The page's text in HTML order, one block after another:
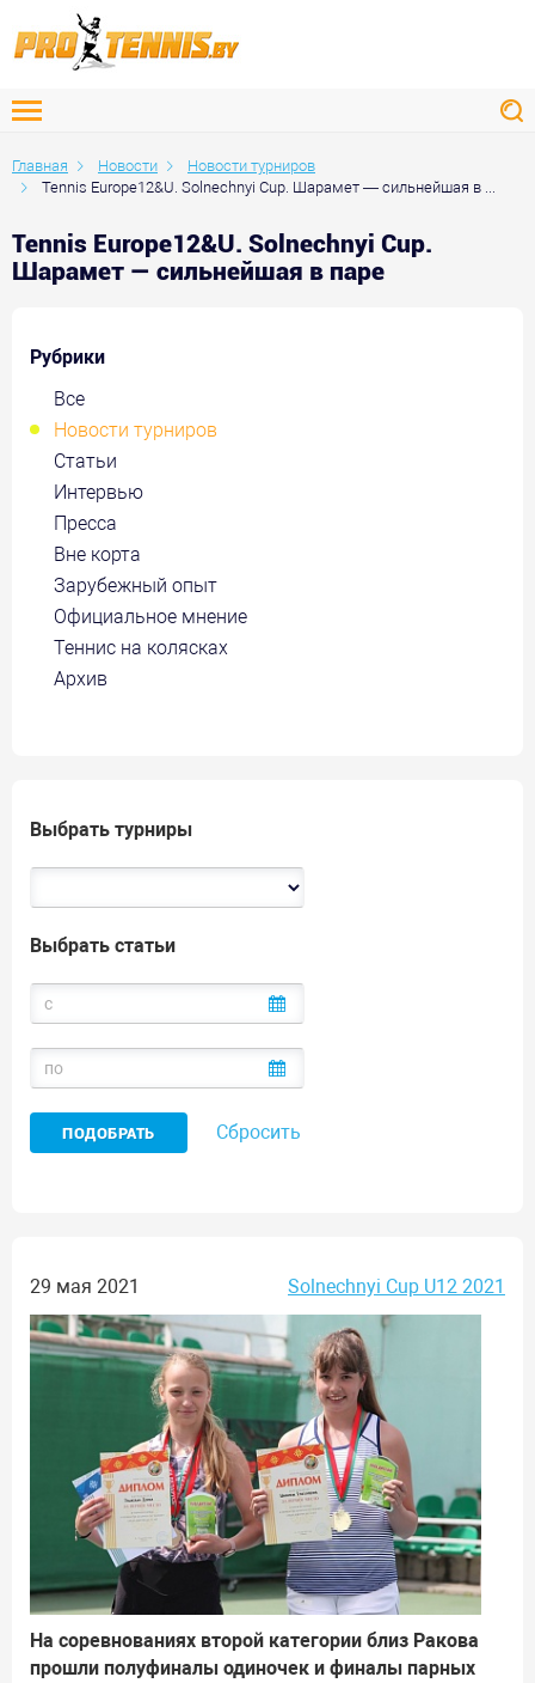
Главная Новости
Новости турниров
Tennis Europe12&U. Solnechnyi Cup. Шарамет — сильнейшая в ...
Tennis Europe12&U. Solnechnyi Cup.
Шарамет — сильнейшая в паре
Рубрики
Все
Новости турниров
Статьи
Интервью
Пресса
Вне корта
Зарубежный опыт
Официальное мнение
Теннис на колясках
Архив
Выбрать турниры
Выбрать статьи
Сбросить
29 мая 2021 Solnechnyi Cup U12 2021
На соревнованиях второй категории близ Ракова
прошли полуфиналы одиночек и финалы парных